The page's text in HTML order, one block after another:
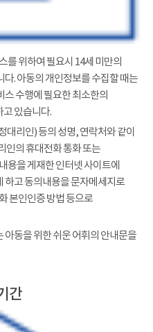
를 위하여 필요시 14세 미만의
. 아동의 개인정보를 수집할 때는
수행에 필요한 최소한의
있습니다.
리인) 등의 성명, 연락처와 같이
인의 휴대전화 통화 또는
용을 게재한 인터넷 사이트에
하고 동의내용을 문자메세지로
본인인증 방법 등으로
아동을 위한 쉬운 어휘의 안내문을
간